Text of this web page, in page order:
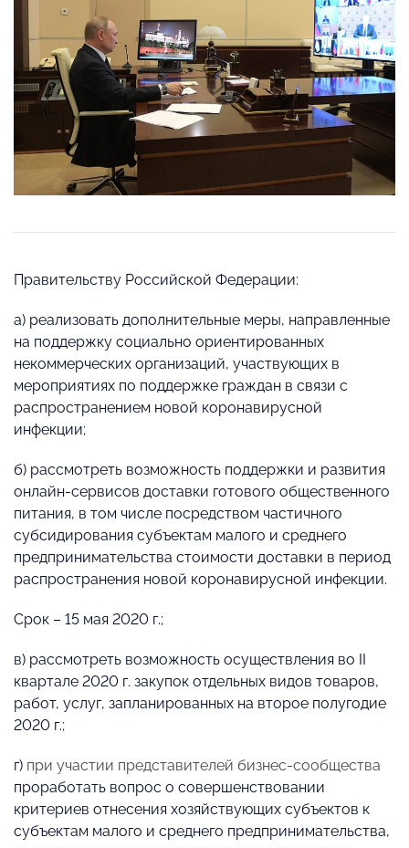
Правительству Российской Федерации:
а) реализовать дополнительные меры, направленные
на поддержку социально ориентированных
некоммерческих организаций, участвующих в
мероприятиях по поддержке граждан в связи с
распространением новой коронавирусной
инфекции;
б) рассмотреть возможность поддержки и развития
онлайн-сервисов доставки готового общественного
питания, в том числе посредством частичного
субсидирования субъектам малого и среднего
предпринимательства стоимости доставки в период
распространения новой коронавирусной инфекции.
Срок – 15 мая 2020 г.;
в) рассмотреть возможность осуществления во II
квартале 2020 г. закупок отдельных видов товаров,
работ, услуг, запланированных на второе полугодие
2020 г.;
г) при участии представителей бизнес-сообщества
проработать вопрос о совершенствовании
критериев отнесения хозяйствующих субъектов к
субъектам малого и среднего предпринимательства,